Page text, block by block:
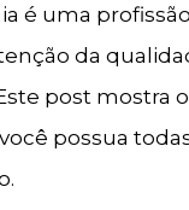
é uma
da
post mostra
possua